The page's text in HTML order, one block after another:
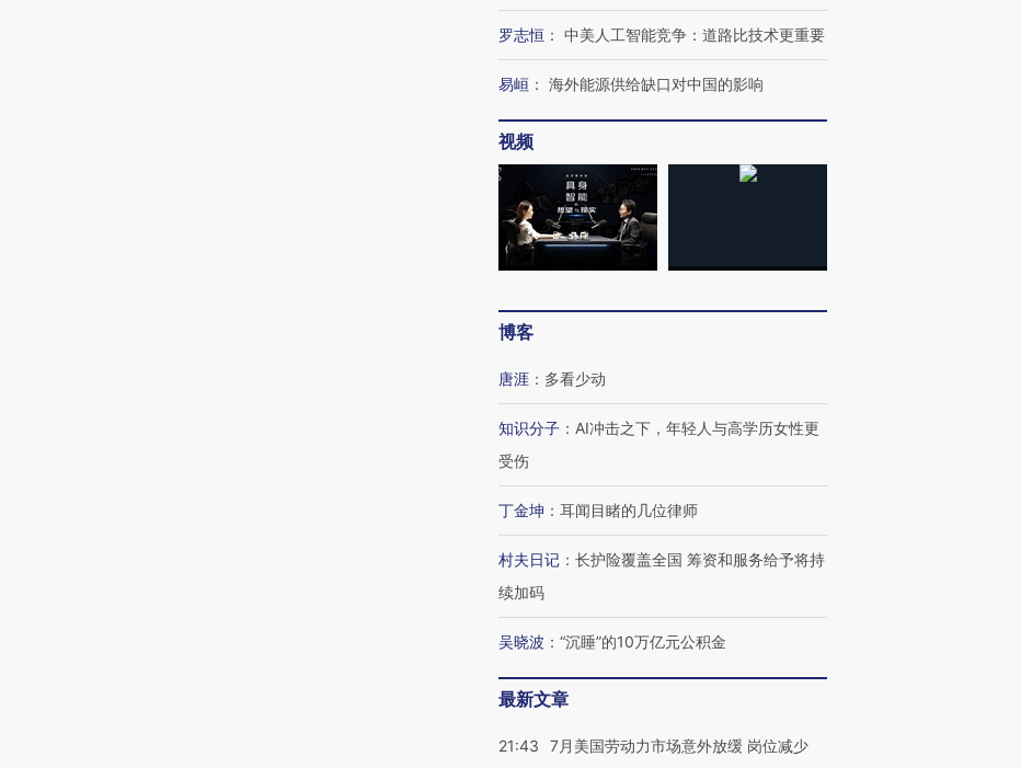
罗志恒 ： 中美人工智能竞争：道路比技术更重要
易峘 ： 海外能源供给缺口对中国的影响
视频
博客
唐涯 ： 多看少动
知识分子 ： AI冲击之下，年轻人与高学历女性更
受伤
丁金坤 ： 耳闻目睹的几位律师
村夫日记 ： 长护险覆盖全国 筹资和服务给予将持
续加码
吴晓波 ： “沉睡”的10万亿元公积金
最新文章
21:43
7月美国劳动力市场意外放缓 岗位减少